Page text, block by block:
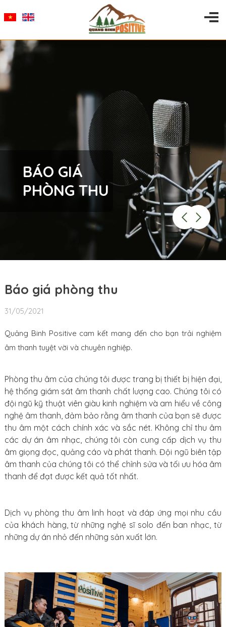
BÁO GIÁ
PHÒNG THU
Báo giá phòng thu
31/05/2021
Quảng Binh Positive cam kết mang đến cho bạn trải nghiệm
âm thanh tuyệt vời và chuyên nghiệp.
Phòng thu âm của chúng tôi được trang bị thiết bị hiện đại,
hệ thống giám sát âm thanh chất lượng cao. Chúng tôi có
đội ngũ kỹ thuật viên giàu kinh nghiệm và am hiểu về công
nghệ âm thanh, đảm bảo rằng âm thanh của bạn sẽ được
thu âm một cách chính xác và sắc nét. Không chỉ thu âm
các dự án âm nhạc, chúng tôi còn cung cấp dịch vụ thu
âm giọng đọc, quảng cáo và phát thanh. Đội ngũ biên tập
âm thanh của chúng tôi có thể chỉnh sửa và tối ưu hóa âm
thanh để đạt được kết quả tốt nhất.
Dịch vụ phòng thu âm linh hoạt và đáp ứng mọi nhu cầu
của khách hàng, từ những nghệ sĩ solo đến ban nhạc, từ
những dự án nhỏ đến những sản xuất lớn.